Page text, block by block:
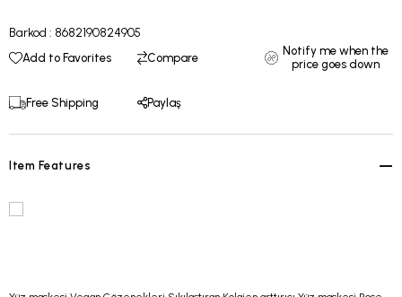
Barkod : 8682190824905
Add to Favorites Compare
Notify me when the
price goes down
Free Shipping Paylaş
Item Features